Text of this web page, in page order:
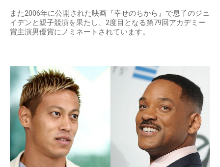
また2006年に公開された映画『幸せのちから』で息子のジェ
イデンと親子競演を果たし、2度目となる第79回アカデミー
賞主演男優賞にノミネートされています。